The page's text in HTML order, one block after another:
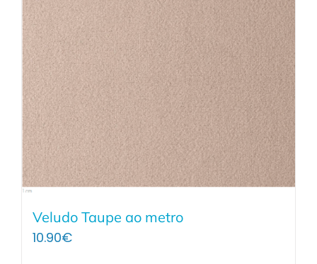
Veludo Taupe ao metro
10.90€